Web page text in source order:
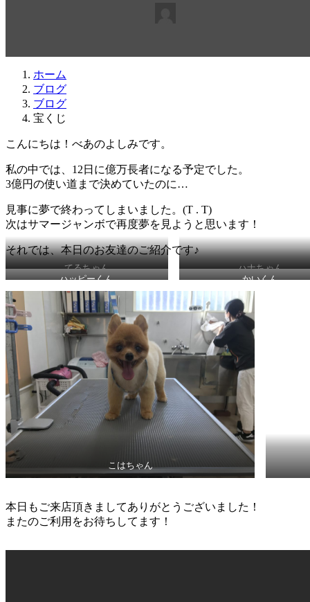
ホーム
ブログ
ブログ
宝くじ
こんにちは！べあのよしみです。
私の中では、12日に億万長者になる予定でした。
3億円の使い道まで決めていたのに…
見事に夢で終わってしまいました。(T . T)
次はサマージャンボで再度夢を見ようと思います！
それでは、本日のお友達のご紹介です♪
てるちゃん ハナちゃん
ハッピーくん
かいくん
こはちゃん
本日もご来店頂きましてありがとうございました！
またのご利用をお待ちしてます！